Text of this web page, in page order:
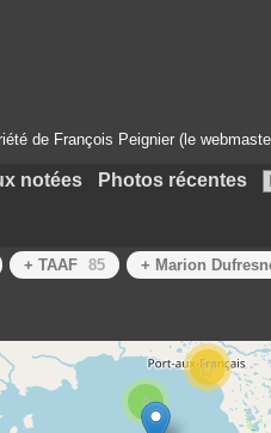
de François Peignier (le
notées Photos récentes
+ TAAF 85 + Marion
2
77